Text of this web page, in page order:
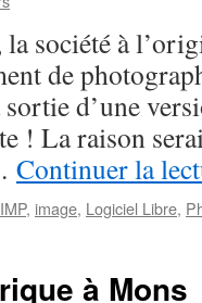
société à
de
d’une
! La raison
Continuer la
, image, Logiciel Libre,
à Mons